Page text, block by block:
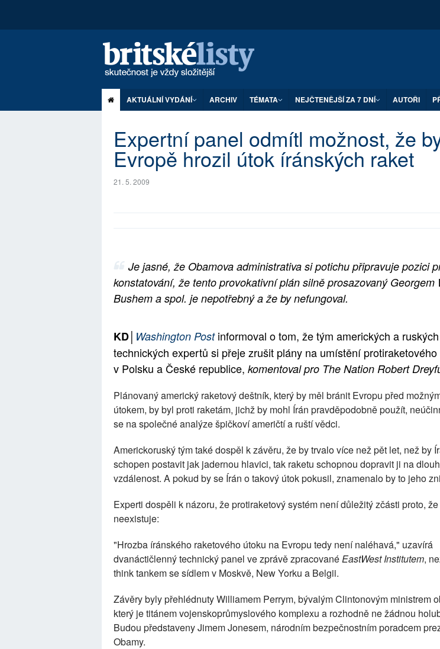
AKTUÁLNÍ VYDÁNÍ ARCHIV TÉMATA NEJČTENĚJŠÍ ZA 7 DNÍ AUTOŘI
Expertní panel odmítl možnost, že
Evropě hrozil útok íránských raket
21. 5. 2009
Je jasné, že Obamova administrativa si potichu připravuje pozici
konstatování, že tento provokativní plán silně prosazovaný Georgem
Bushem a spol. je nepotřebný a že by nefungoval.
KD│ Washington Postinformoval o tom, že tým amerických a ruských
technických expertů si přeje zrušit plány na umístění protiraketového
v Polsku a České republice, komentoval pro The Nation Robert
Plánovaný americký raketový deštník, který by měl bránit Evropu před
útokem, by byl proti raketám, jichž by mohl Írán pravděpodobně použít,
se na společné analýze špičkoví američtí a ruští vědci.
Americkoruský tým také dospěl k závěru, že by trvalo více než pět let, než by
schopen postavit jak jadernou hlavici, tak raketu schopnou dopravit ji na
vzdálenost. A pokud by se Írán o takový útok pokusil, znamenalo by to jeho
Experti dospěli k názoru, že protiraketový systém není důležitý zčásti proto,
neexistuje:
"Hrozba íránského raketového útoku na Evropu tedy není naléhavá," uzavírá
dvanáctičlenný technický panel ve zprávě zpracovanéEastWest Institutem,
think tankem se sídlem v Moskvě, New Yorku a Belgii.
Závěry byly přehlédnuty Williamem Perrym, bývalým Clintonovým ministrem
který je titánem vojenskoprůmyslového komplexu a rozhodně ne žádnou
Budou představeny Jimem Jonesem, národním bezpečnostním poradcem
Obamy.